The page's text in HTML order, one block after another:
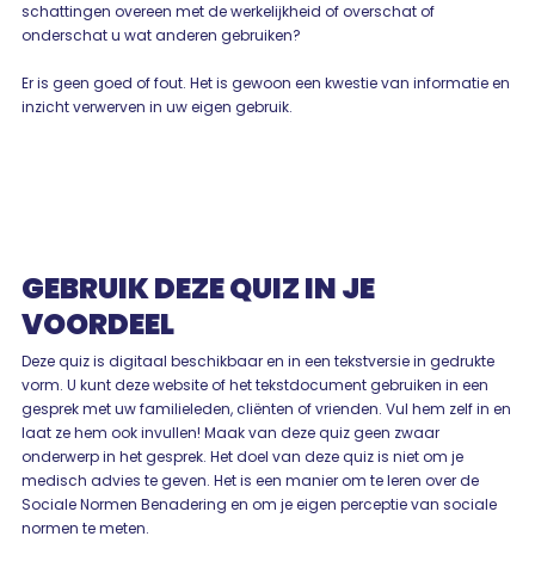
schattingen overeen met de werkelijkheid of overschat of
onderschat u wat anderen gebruiken?
Er is geen goed of fout. Het is gewoon een kwestie van informatie en
inzicht verwerven in uw eigen gebruik.
GEBRUIK DEZE QUIZ IN JE
VOORDEEL
Deze quiz is digitaal beschikbaar en in een tekstversie in gedrukte
vorm. U kunt deze website of het tekstdocument gebruiken in een
gesprek met uw familieleden, cliënten of vrienden. Vul hem zelf in en
laat ze hem ook invullen! Maak van deze quiz geen zwaar
onderwerp in het gesprek. Het doel van deze quiz is niet om je
medisch advies te geven. Het is een manier om te leren over de
Sociale Normen Benadering en om je eigen perceptie van sociale
normen te meten.